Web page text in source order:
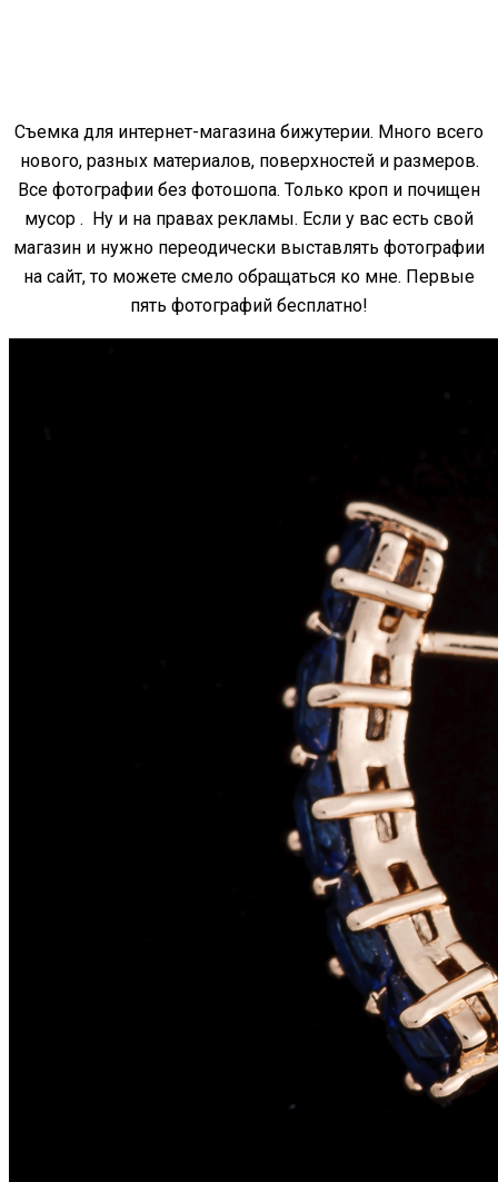
Съемка для интернет-магазина бижутерии. Много всего
нового, разных материалов, поверхностей и размеров.
Все фотографии без фотошопа. Только кроп и почищен
мусор . Ну и на правах рекламы. Если у вас есть свой
магазин и нужно переодически выставлять фотографии
на сайт, то можете смело обращаться ко мне. Первые
пять фотографий бесплатно!